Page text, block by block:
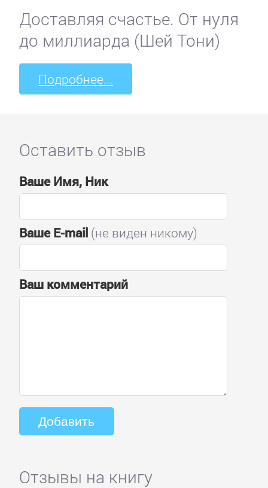
Доставляя счастье. От нуля
до миллиарда (Шей Тони)
Подробнее...
Оставить отзыв
Ваше Имя, Ник
Ваше E-mail(не виден никому)
Ваш комментарий
Отзывы на книгу